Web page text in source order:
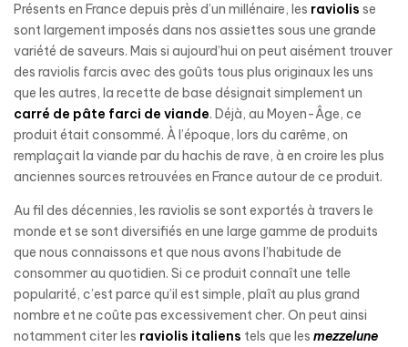
Présents en France depuis près d’un millénaire, les raviolis se
sont largement imposés dans nos assiettes sous une grande
variété de saveurs. Mais si aujourd’hui on peut aisément trouver
des raviolis farcis avec des goûts tous plus originaux les uns
que les autres, la recette de base désignait simplement un
carré de pâte farci de viande. Déjà, au Moyen-Âge, ce
produit était consommé. À l’époque, lors du carême, on
remplaçait la viande par du hachis de rave, à en croire les plus
anciennes sources retrouvées en France autour de ce produit.
Au fil des décennies, les raviolis se sont exportés à travers le
monde et se sont diversifiés en une large gamme de produits
que nous connaissons et que nous avons l’habitude de
consommer au quotidien. Si ce produit connaît une telle
popularité, c’est parce qu’il est simple, plaît au plus grand
nombre et ne coûte pas excessivement cher. On peut ainsi
notamment citer les raviolis italiens tels que les mezzelune